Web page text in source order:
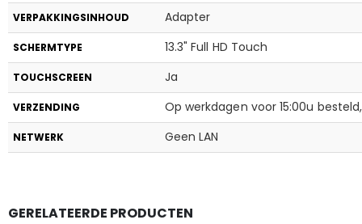
VERPAKKINGSINHOUD Adapter
SCHERMTYPE 13.3" Full HD Touch
TOUCHSCREEN Ja
VERZENDING Op werkdagen voor 15:00u
NETWERK Geen LAN
GERELATEERDE PRODUCTEN